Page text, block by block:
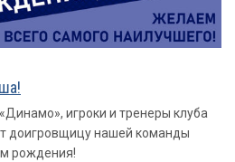
игроки и тренеры клуба
доигровщицу нашей команды
рождения!